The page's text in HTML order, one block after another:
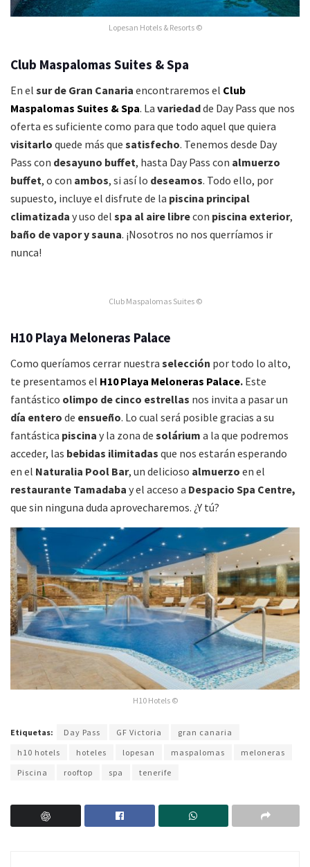
Lopesan Hotels & Resorts ©
Club Maspalomas Suites & Spa
En el sur de Gran Canaria encontraremos el Club
Maspalomas Suites & Spa. La variedadde Day Pass que nos
oferta es suficiente como para que todo aquel que quiera
visitarlo quede más que satisfecho. Tenemos desde Day
Pass con desayuno buffet, hasta Day Pass con almuerzo
buffet, o con ambos, si así lo deseamos. Todo ello, por
supuesto, incluye el disfrute de la piscina principal
climatizada y uso del spa al aire librecon piscina exterior,
baño de vapor y sauna. ¡Nosotros no nos querríamos ir
nunca!
Club Maspalomas Suites ©
H10 Playa Meloneras Palace
Como queríamos cerrar nuestra selección por todo lo alto,
te presentamos el H10 Playa Meloneras Palace. Este
fantástico olimpo de cinco estrellas nos invita a pasar un
día entero de ensueño. Lo cual será posible gracias a su
fantástica piscina y la zona de solárium a la que podremos
acceder, las bebidas ilimitadas que nos estarán esperando
en el Naturalia Pool Bar, un delicioso almuerzo en el
restaurante Tamadaba y el acceso a Despacio Spa Centre,
que sin ninguna duda aprovecharemos. ¿Y tú?
H10 Hotels ©
Etiquetas: Day Pass GF Victoria
gran canaria
h10 hotels
hoteles lopesan maspalomas
meloneras
Piscina
rooftop spa tenerife